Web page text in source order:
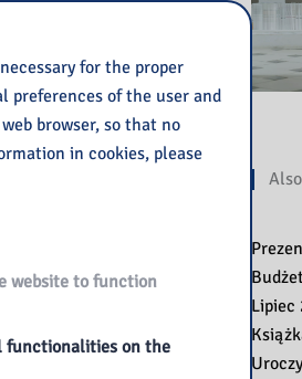
Lipiec
for the proper
preferences of the user and
browser, so that no
in cookies, please
website to function
functionalities on the